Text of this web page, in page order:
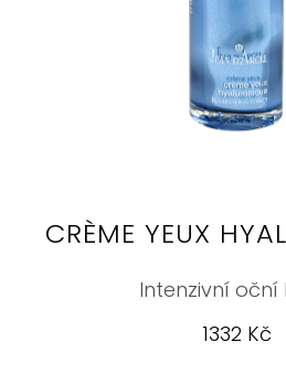
CRÈME YEUX
Intenzivní oční
1332 Kč